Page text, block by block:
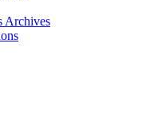
Archives